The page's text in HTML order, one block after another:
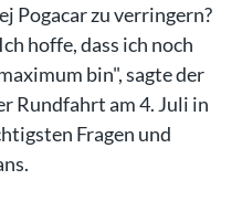
Pogacar zu verringern?
hoffe, dass ich noch
bin", sagte der
Rundfahrt am 4. Juli in
Fragen und